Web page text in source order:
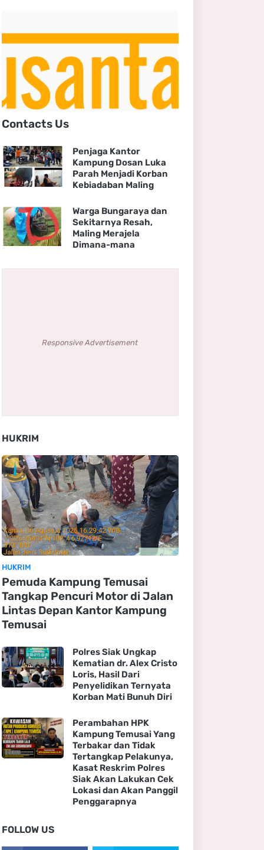
Contacts Us
Penjaga Kantor
Kampung Dosan Luka
Parah Menjadi Korban
Kebiadaban Maling
Warga Bungaraya dan
Sekitarnya Resah,
Maling Merajela
Dimana-mana
Responsive Advertisement
HUKRIM
HUKRIM
Pemuda Kampung Temusai
Tangkap Pencuri Motor di Jalan
Lintas Depan Kantor Kampung
Temusai
Polres Siak Ungkap
Kematian dr. Alex Cristo
Loris, Hasil Dari
Penyelidikan Ternyata
Korban Mati Bunuh Diri
Perambahan HPK
Kampung Temusai Yang
Terbakar dan Tidak
Tertangkap Pelakunya,
Kasat Reskrim Polres
Siak Akan Lakukan Cek
Lokasi dan Akan Panggil
Penggarapnya
FOLLOW US